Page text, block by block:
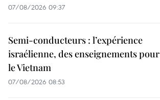
07/08/2026 09:37
Semi-conducteurs : l’expérience
israélienne, des enseignements pour
le Vietnam
07/08/2026 08:53